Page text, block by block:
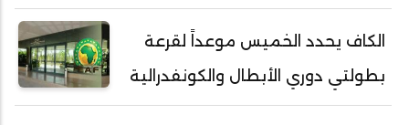
الكاف يحدد الخميس موعداً لقرعة
بطولتي دوري الأبطال والكونفدرالية